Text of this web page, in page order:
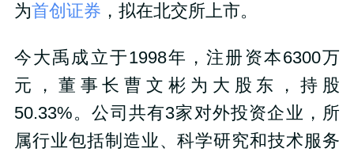
为首创证券 ，拟在北交所上市。
今大禹成立于1998年，注册资本6300万
元，董事长曹文彬为大股东，持股
50.33%。公司共有3家对外投资企业，所
属行业包括制造业、科学研究和技术服务